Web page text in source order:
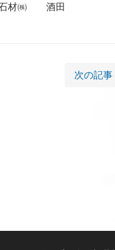
田
次の記事